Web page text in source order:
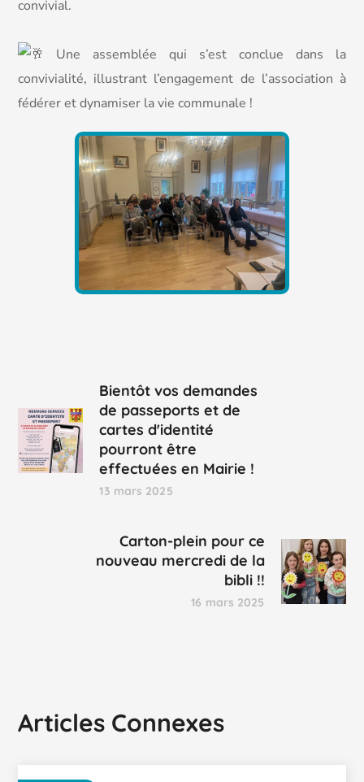
convivial.
Une assemblée qui s’est conclue dans la
convivialité, illustrant l’engagement de l’association à
fédérer et dynamiser la vie communale !
Bientôt vos demandes
de passeports et de
cartes d'identité
pourront être
effectuées en Mairie !
13 mars 2025
Carton-plein pour ce
nouveau mercredi de la
bibli !!
16 mars 2025
Articles Connexes